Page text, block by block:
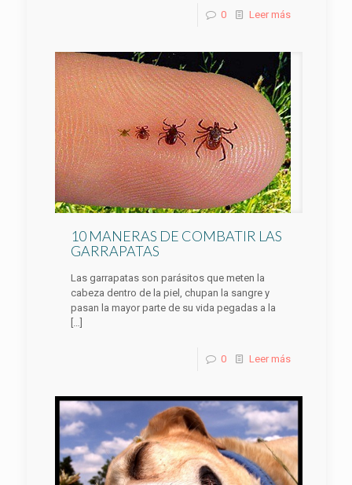
0 Leer más
10 MANERAS DE COMBATIR LAS
GARRAPATAS
Las garrapatas son parásitos que meten la
cabeza dentro de la piel, chupan la sangre y
pasan la mayor parte de su vida pegadas a la
[…]
0 Leer más